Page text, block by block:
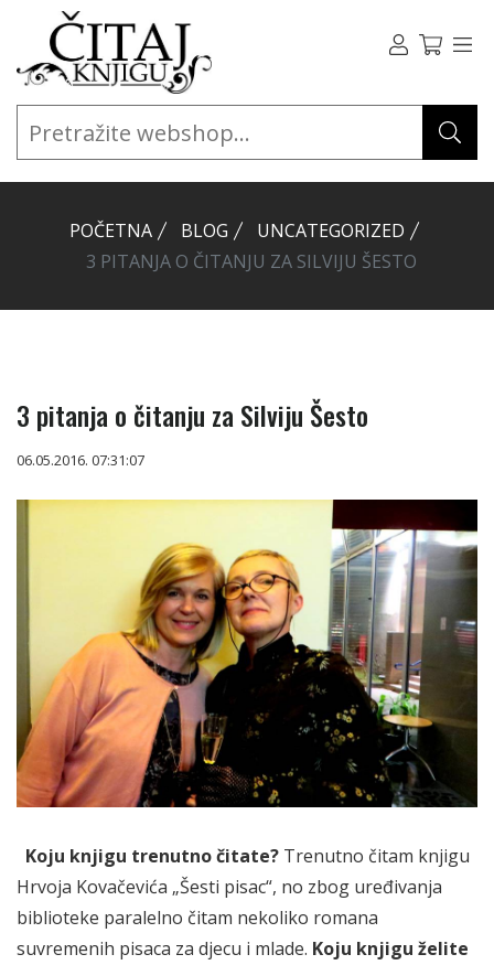
POČETNA BLOG
UNCATEGORIZED
3 PITANJA O ČITANJU ZA SILVIJU ŠESTO
3 pitanja o čitanju za Silviju Šesto
06.05.2016. 07:31:07
Koju knjigu trenutno čitate? Trenutno čitam knjigu
Hrvoja Kovačevića „Šesti pisac“, no zbog uređivanja
biblioteke paralelno čitam nekoliko romana
suvremenih pisaca za djecu i mlade. Koju knjigu želite